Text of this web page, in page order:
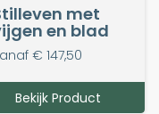
met
en blad
€ 147,50
Bekijk Product